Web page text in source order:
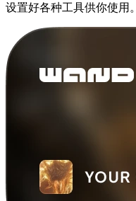
设置好各种工具供你使用。